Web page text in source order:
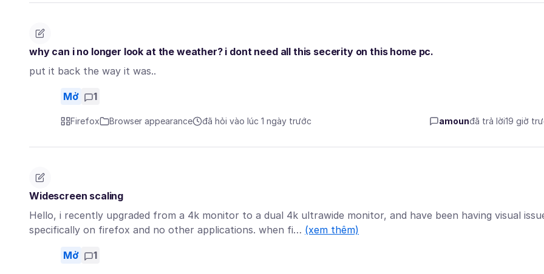
why can i no longer look at the weather? i dont need all this secerity on this home pc.
put it back the way it was..
Mở 1
Firefox Browser appearance đã hỏi vào lúc 1 ngày trước amounđã trả lời19 giờ
Widescreen scaling
Hello, i recently upgraded from a 4k monitor to a dual 4k ultrawide monitor, and have been having visual
specifically on firefox and no other applications. when fi… (xem thêm)
Mở 1